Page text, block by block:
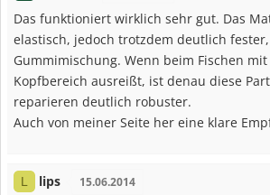
Das funktioniert wirklich sehr gut. Das
elastisch, jedoch trotzdem deutlich
Gummimischung. Wenn beim Fischen
Kopfbereich ausreißt, ist denau diese
reparieren deutlich robuster.
Auch von meiner Seite her eine klare
L lips 15.06.2014